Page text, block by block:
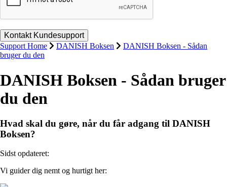
Support Home DANISH Boksen
DANISH Boksen - Sådan
bruger du den
DANISH Boksen - Sådan bruger
du den
Hvad skal du gøre, når du får adgang til DANISH
Boksen?
Sidst opdateret:
Vi guider dig nemt og hurtigt her: